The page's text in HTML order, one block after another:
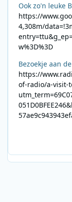
Ook zo'n leuke
https://
4,308m/
w%3D%3D
Bezoekje aan
https://
of-radio/a-visit-